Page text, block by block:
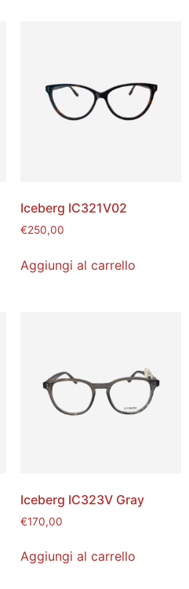
Iceberg IC321V02
€250,00
Aggiungi al carrello
Iceberg IC323V Gray
€170,00
Aggiungi al carrello